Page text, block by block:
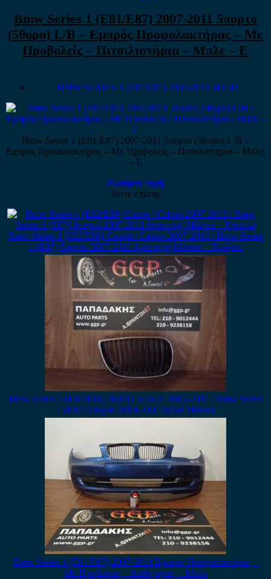
Bmw Series 1 (E81/E87) 2007-2011 5πορτο
(5θυρο) L/B – Εμπρός Προφυλακτήρας – Με
Προβολείς – Πιτσιλιστήρια – Μπλε – Ε
BMW SERIES 1 (E81/E87) 2004-2011 3D/5D
Bmw Series 1 (E81/E87) 2007-2011 5πορτο (5θυρο) L/B –
Εμπρός Προφυλακτήρας – Με Προβολείς – Πιτσιλιστήρια – Μπλε
– Ε
Ρωτήστε τιμή
Δείτε επίσης
Bmw Series 1 (E82/E88) Coupe / Cabrio 2007-2013 / Bmw Series
1 (E87) 5πορτο 2007-2011 Αριστερή Μάσκα – Χρώμιο
Bmw Series 1 (E87/E81) M-PACKAGE 2007-2011 / Bmw Series
1 (E87) 5πορτο 2004-2007 Δεξιά Μάσκα
Bmw Series 1 (E81/E87) 2007-2011 Εμπρός Προφυλακτήρας –
Με Προβολείς – Αισθητήρες – Μπλε